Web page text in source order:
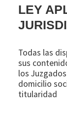
LEY
Todas las
sus
los
domicilio
titularidad